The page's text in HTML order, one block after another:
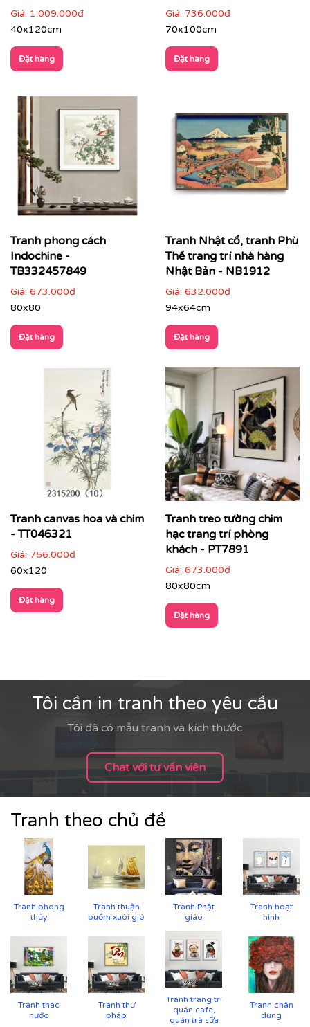
✔ Không gian quán cà phê, khách sạn, spa
nghiệm vừa hoài niệm vừa hiện đại.
CHẤT LIỆU & CHẤT LƯỢNG TRANH PRINTEK
Printek, mỗi bức tranh Indochine được sản xuất với
tiêu chuẩn cao:
Vải canvas dày dặn, bề mặt sần nhẹ, giữ màu tốt,
không lo bạc phai màu.
Tăng độ bám mực, cho hình ảnh sắc nét, sống
động.
Cận cảnh tranh in trên chất liệu canvas công nghệ in
Giá: 1.009.000đ
40x120cm
Đặt hàng
Giá: 736.000đ
70x100cm
Đặt hàng
Tranh phong cách
Indochine -
TB332457849
Giá: 673.000đ
80x80
Đặt hàng
Tranh Nhật cổ, tranh Phù
Thế trang trí nhà hàng
Nhật Bản - NB1912
Giá: 632.000đ
94x64cm
Đặt hàng
Tranh canvas hoa và chim
- TT046321
Giá: 756.000đ
60x120
Đặt hàng
Tranh treo tường chim
hạc trang trí phòng
khách - PT7891
Giá: 673.000đ
80x80cm
Đặt hàng
Tôi cần in tranh theo yêu cầu
Tôi đã có mẫu tranh và kích thước
Chat với tư vấn viên
Tranh theo chủ đề
Tranh phong
thủy
Tranh thuận
buồm xuôi gió
Tranh Phật
giáo
Tranh hoạt
hình
Tranh thác
nước
Tranh thư
pháp
Tranh trang trí
quán cafe,
quán trà sữa
Tranh chân
dung